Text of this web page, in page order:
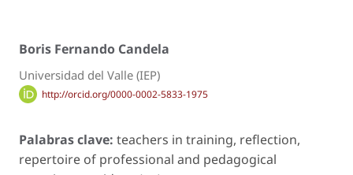
Boris Fernando Candela
Universidad del Valle (IEP)
http://orcid.org/0000-0002-5833-1975
Palabras clave: teachers in training, reflection,
repertoire of professional and pedagogical